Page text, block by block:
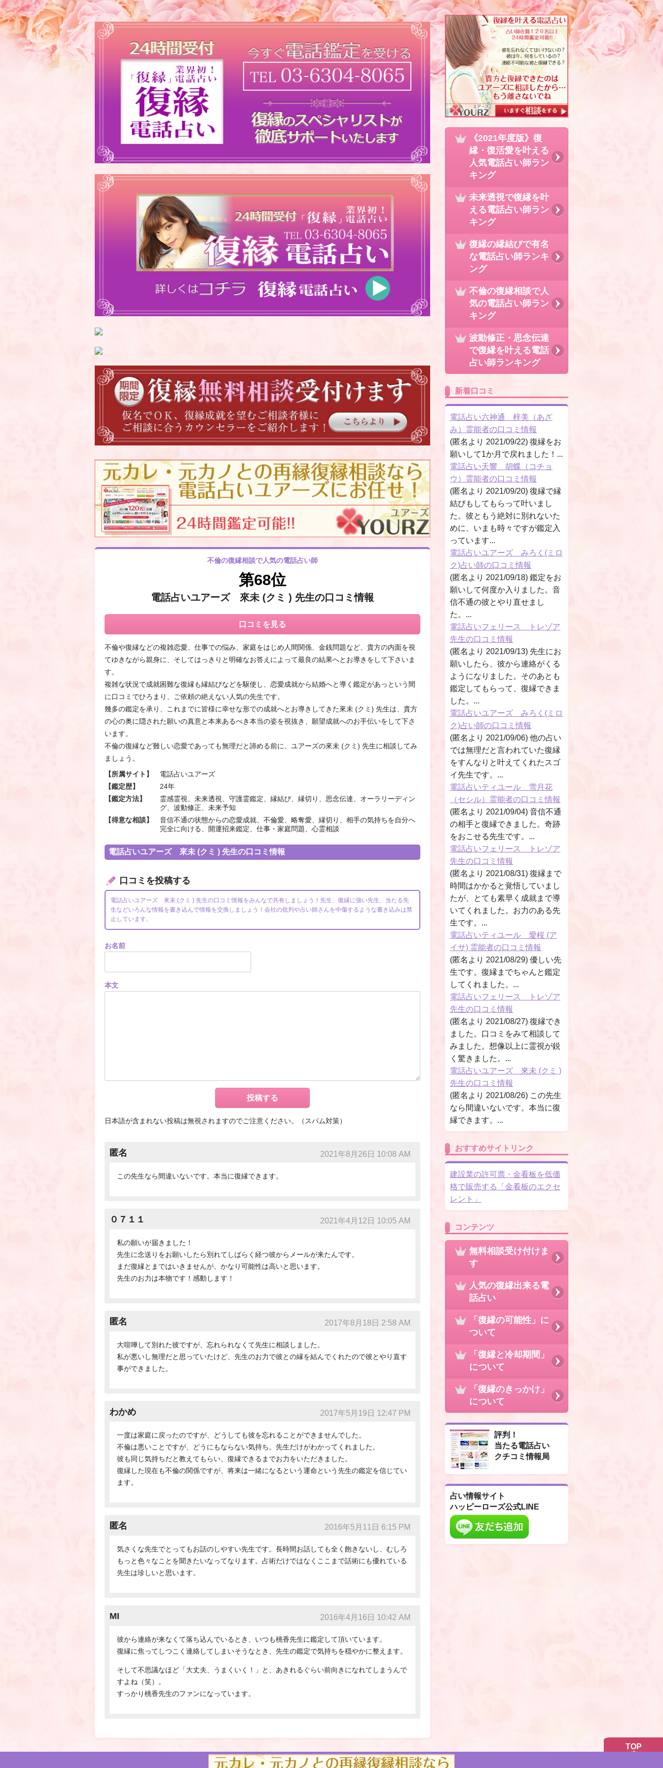
TOP
不倫の復縁相談で人気の電話占い師
第68位
電話占いユアーズ 來未 (クミ ) 先生の口コミ情報
口コミを見る
不倫や復縁などの複雑恋愛、仕事での悩み、家庭をはじめ人間関係、金銭問題など、貴方の内面を視
てゆきながら親身に、そしてはっきりと明確なお答えによって最良の結果へとお導きをして下さいま
す。
複雑な状況で成就困難な復縁も縁結びなどを駆使し、恋愛成就から結婚へと導く鑑定があっという間
に口コミでひろまり、ご依頼の絶えない人気の先生です。
幾多の鑑定を承り、これまでに皆様に幸せな形での成就へとお導きしてきた來未 (クミ) 先生は、貴方
の心の奥に隠された願いの真意と本来あるべき本当の姿を視抜き、願望成就へのお手伝いをして下さ
います。
不倫の復縁など難しい恋愛であっても無理だと諦める前に、ユアーズの來未 (クミ) 先生に相談してみ
ましょう。
【所属サイト】
電話占いユアーズ
【鑑定歴】
24年
【鑑定方法】
霊感霊視、未来透視、守護霊鑑定、縁結び、縁切り、思念伝達、オーラリーディン
グ、波動修正、未来予知
【得意な相談】
音信不通の状態からの恋愛成就、不倫愛、略奪愛、縁切り、相手の気持ちを自分へ
完全に向ける、開運招来鑑定、仕事・家庭問題、心霊相談
電話占いユアーズ 來未 (クミ ) 先生の口コミ情報
口コミを投稿する
電話占いユアーズ 來未 (クミ ) 先生の口コミ情報をみんなで共有しましょう！先生、復縁に強い先生、当たる先
生などいろんな情報を書き込んで情報を交換しましょう！会社の批判や占い師さんを中傷するような書き込みは禁
止しています。
お名前
本文
日本語が含まれない投稿は無視されますのでご注意ください。（スパム対策）
匿名 2021年8月26日 10:08 AM
この先生なら間違いないです。本当に復縁できます。
０７１１ 2021年4月12日 10:05 AM
私の願いが届きました！
先生に念送りをお願いしたら別れてしばらく経つ彼からメールが来たんです。
まだ復縁とまではいきませんが、かなり可能性は高いと思います。
先生のお力は本物です！感動します！
匿名 2017年8月18日 2:58 AM
大喧嘩して別れた彼ですが、忘れられなくて先生に相談しました。
私が悪いし無理だと思っていたけど、先生のお力で彼との縁を結んでくれたので彼とやり直す
事ができました。
わかめ 2017年5月19日 12:47 PM
一度は家庭に戻ったのですが、どうしても彼を忘れることができませんでした。
不倫は悪いことですが、どうにもならない気持ち。先生だけがわかってくれました。
彼も同じ気持ちだと教えてもらい、復縁できるまでお力をいただきました。
復縁した現在も不倫の関係ですが、将来は一緒になるという運命という先生の鑑定を信じてい
ます。
匿名 2016年5月11日 6:15 PM
気さくな先生でとってもお話のしやすい先生です。長時間お話しても全く飽きないし、むしろ
もっと色々なことを聞きたいなってなります。占術だけではなくここまで話術にも優れている
先生は珍しいと思います。
MI 2016年4月16日 10:42 AM
彼から連絡が来なくて落ち込んでいるとき、いつも桃香先生に鑑定して頂いています。
復縁に焦ってしつこく連絡してしまいそうなとき、先生の鑑定で気持ちを穏やかに整えます。
そして不思議なほど「大丈夫、うまくいく！」と、あきれるぐらい前向きになれてしまうんで
すよね（笑）。
すっかり桃香先生のファンになっています。
《2021年度版》復
縁・復活愛を叶える
人気電話占い師ラン
キング
未来透視で復縁を叶
える電話占い師ラン
キング
復縁の縁結びで有名
な電話占い師ランキ
ング
不倫の復縁相談で人
気の電話占い師ラン
キング
波動修正・思念伝達
で復縁を叶える電話
占い師ランキング
新着口コミ
電話占い六神通 梓美（あざ
み）霊能者の口コミ情報
(匿名より 2021/09/22) 復縁をお
願いして1か月で戻れました！...
電話占い天響 胡蝶（コチョ
ウ）霊能者の口コミ情報
(匿名より 2021/09/20) 復縁で縁
結びもしてもらって叶いまし
た。彼ともう絶対に別れないた
めに、いまも時々ですが鑑定入
っています...
電話占いユアーズ みろく(ミロ
ク)占い師の口コミ情報
(匿名より 2021/09/18) 鑑定をお
願いして何度か入りました。音
信不通の彼とやり直せまし
た。...
電話占いフェリース トレゾア
先生の口コミ情報
(匿名より 2021/09/13) 先生にお
願いしたら、彼から連絡がくる
ようになりました。そのあとも
鑑定してもらって、復縁できま
した。...
電話占いユアーズ みろく(ミロ
ク)占い師の口コミ情報
(匿名より 2021/09/06) 他の占い
では無理だと言われていた復縁
をすんなりと叶えてくれたスゴ
イ先生です。...
電話占いティユール 雪月花
（セシル）霊能者の口コミ情報
(匿名より 2021/09/04) 音信不通
の相手と復縁できました。奇跡
をおこせる先生です。...
電話占いフェリース トレゾア
先生の口コミ情報
(匿名より 2021/08/31) 復縁まで
時間はかかると覚悟していまし
たが、とても素早く成就まで導
いてくれました。お力のある先
生です。...
電話占いティユール 愛桜 (ア
イサ) 霊能者の口コミ情報
(匿名より 2021/08/29) 優しい先
生です。復縁までちゃんと鑑定
してくれました。...
電話占いフェリース トレゾア
先生の口コミ情報
(匿名より 2021/08/27) 復縁でき
ました。口コミをみて相談して
みました。想像以上に霊視が鋭
く驚きました。...
電話占いユアーズ 來未 (クミ )
先生の口コミ情報
(匿名より 2021/08/26) この先生
なら間違いないです。本当に復
縁できます。...
おすすめサイトリンク
建設業の許可票・金看板を低価
格で販売する「金看板のエクセ
レント」
コンテンツ
無料相談受け付けま
す
人気の復縁出来る電
話占い
「復縁の可能性」に
ついて
「復縁と冷却期間」
について
「復縁のきっかけ」
について
評判！
当たる電話占い
クチコミ情報局
占い情報サイト
ハッピーローズ公式LINE